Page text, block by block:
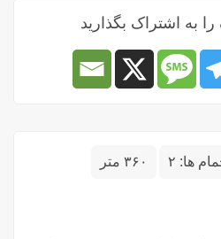
ها: ۲ ۳۶۰ متر
به اشتراک بگذارید